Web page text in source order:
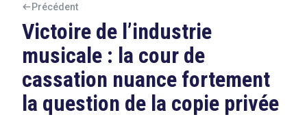
Tout sur le RGPD
Précédent
Victoire de l’industrie
musicale : la cour de
cassation nuance fortement
la question de la copie privée